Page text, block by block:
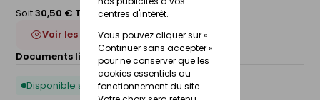
centres d'intérêt.
Vous pouvez cliquer sur «
Continuer sans accepter »
pour ne conserver que les
cookies essentiels au
fonctionnement du site.
Soit30,50 € TTC /Boite
Voir les 5 déclinaisons
Documents liés :
Fiche technique
Disponible sous 10 jours